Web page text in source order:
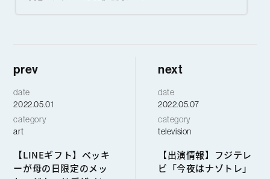
prev
date
2022.05.01
category
art
【LINEギフト】ベッキ
ーが母の日限定のメッ
next
date
2022.05.07
category
television
【出演情報】フジテレ
ビ「今夜はナゾトレ」